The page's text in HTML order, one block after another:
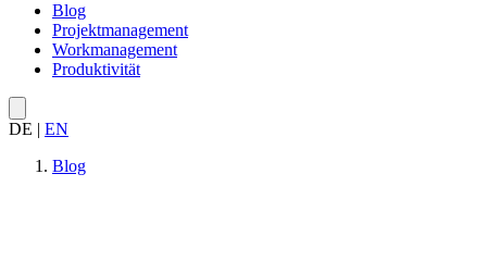
Blog
Projektmanagement
Workmanagement
Produktivität
DE | EN
Blog